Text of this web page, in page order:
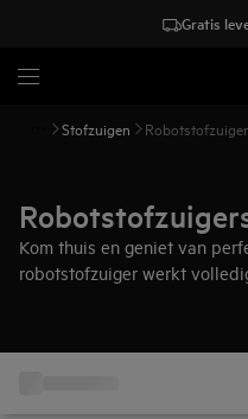
Gratis
Stofzuigen
Kom thuis en geniet van
robotstofzuiger werkt